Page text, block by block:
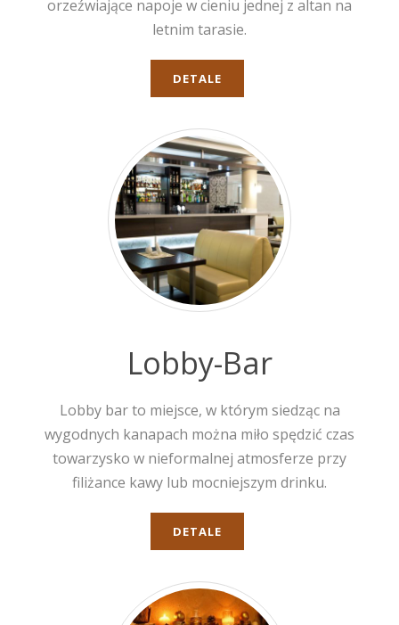
orzeźwiające napoje w cieniu jednej z altan na
letnim tarasie.
DETALE
Lobby-Bar
Lobby bar to miejsce, w którym siedząc na
wygodnych kanapach można miło spędzić czas
towarzysko w nieformalnej atmosferze przy
filiżance kawy lub mocniejszym drinku.
DETALE